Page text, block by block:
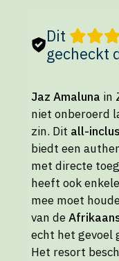
Dit
gecheckt
Jaz Amaluna in
niet onberoerd
zin. Dit all-
biedt een
met directe
heeft ook
mee moet
van de
echt het gevoel
Het resort